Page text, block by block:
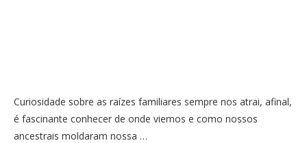
Curiosidade sobre as raízes familiares sempre nos atrai, afinal,
é fascinante conhecer de onde viemos e como nossos
ancestrais moldaram nossa …